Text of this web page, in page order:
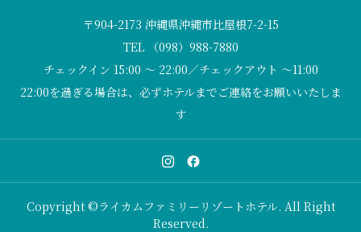
〒904-2173 沖縄県沖縄市比屋根7-2-15
TEL （098）988-7880
チェックイン 15:00 〜 22:00／チェックアウト 〜11:00
22:00を過ぎる場合は、必ずホテルまでご連絡をお願いいたしま
す
Copyright ©ライカムファミリーリゾートホテル. All Right
Reserved.